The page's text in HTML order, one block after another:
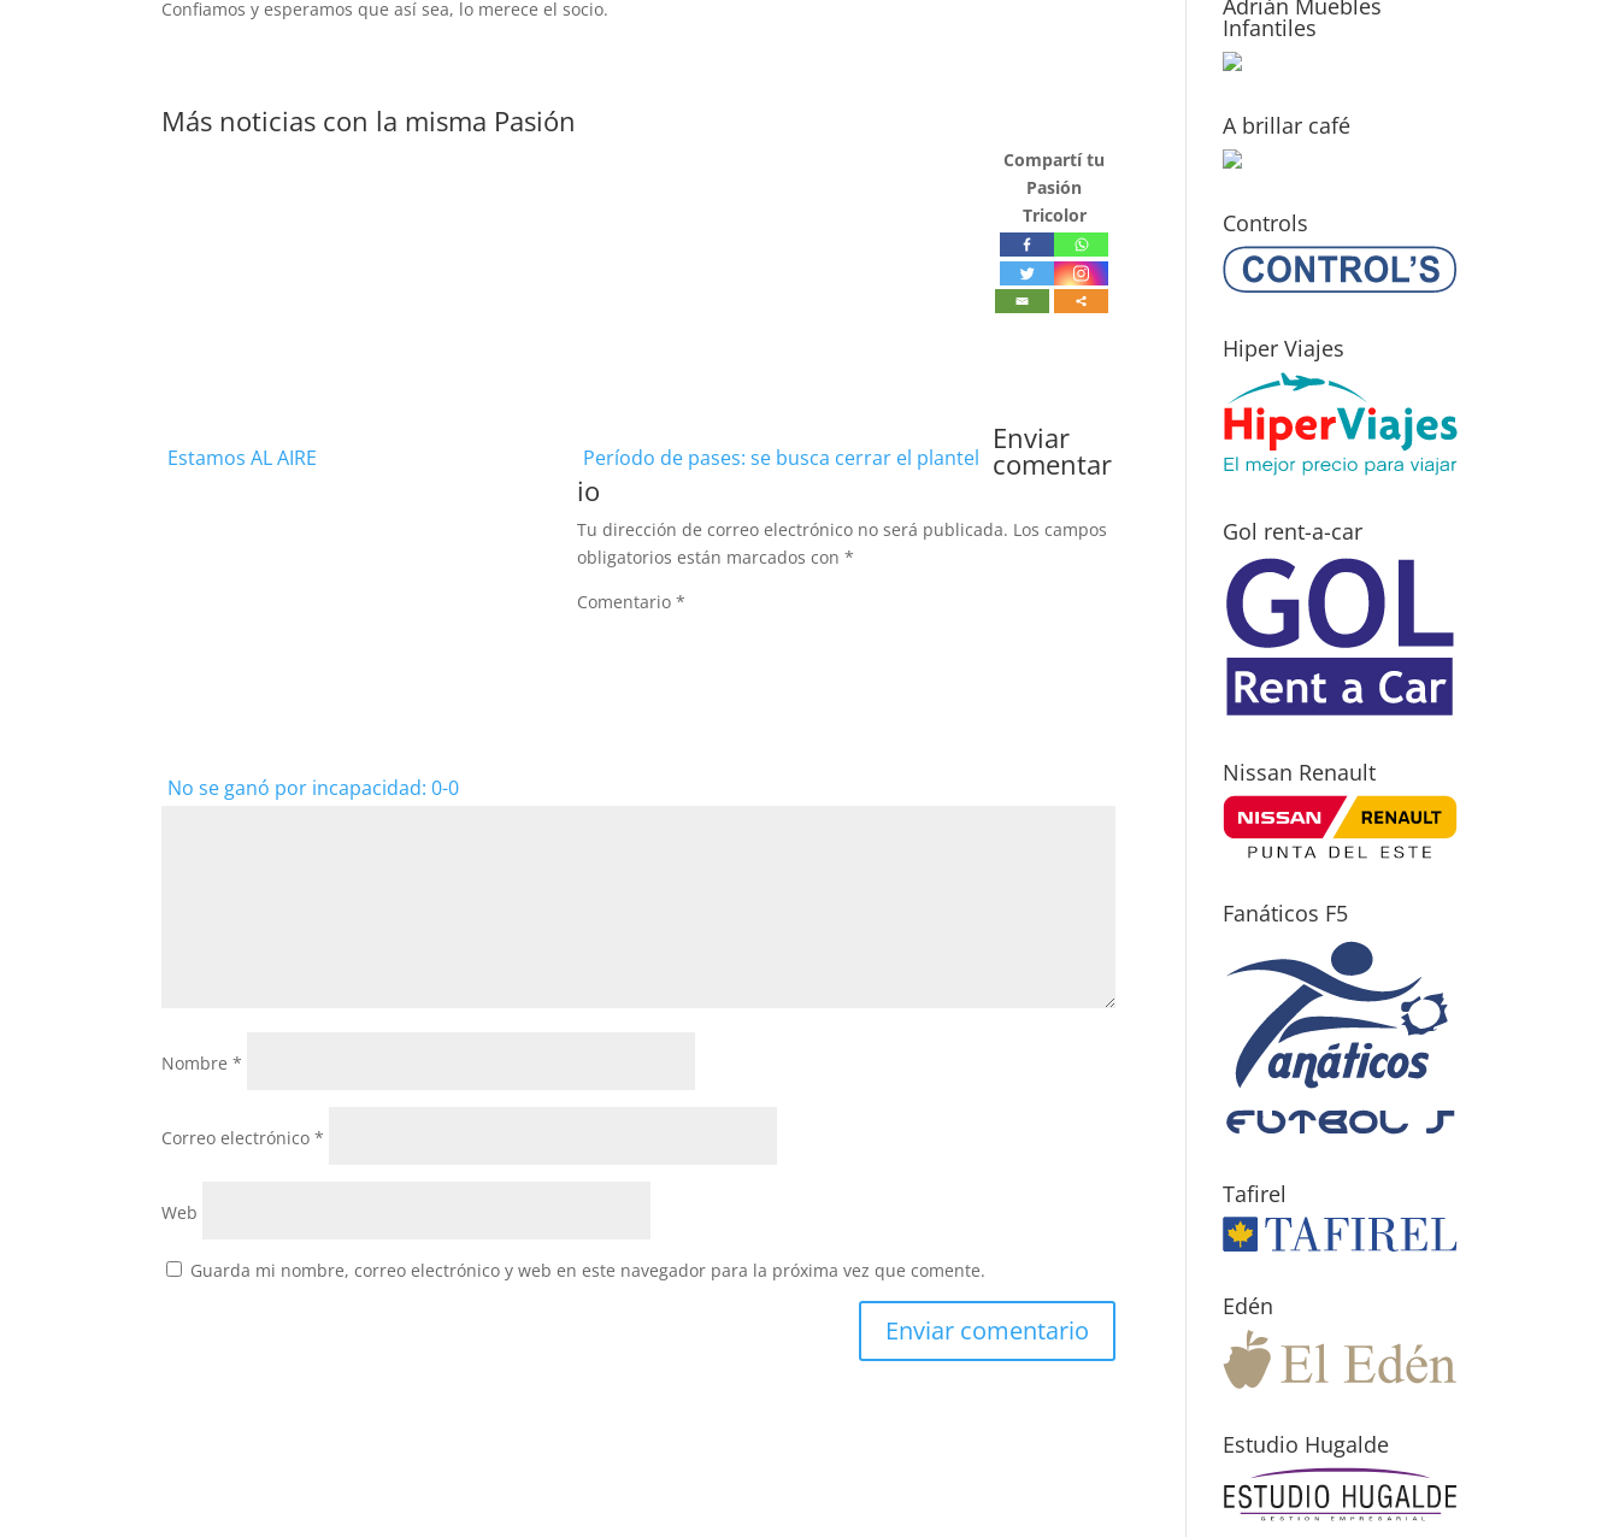
Confiamos y esperamos que así sea, lo merece el socio.
Más noticias con la misma Pasión
Estamos AL AIRE Período de pases: se busca cerrar el plantel
No se ganó por incapacidad: 0-0
Compartí tu
Pasión
Tricolor
Enviar
comentar
io
Tu dirección de correo electrónico no será publicada. Los campos
obligatorios están marcados con*
Comentario*
Nombre*
Correo electrónico*
Web
Guarda mi nombre, correo electrónico y web en este navegador para la próxima vez que comente.
Adrián Muebles
Infantiles
A brillar café
Controls
Hiper Viajes
Gol rent-a-car
Nissan Renault
Fanáticos F5
Tafirel
Edén
Estudio Hugalde